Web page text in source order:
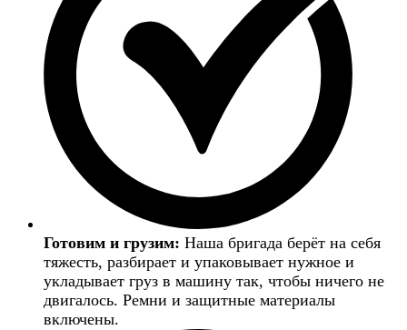
Готовим и грузим: Наша бригада берёт на себя
тяжесть, разбирает и упаковывает нужное и
укладывает груз в машину так, чтобы ничего не
двигалось. Ремни и защитные материалы
включены.